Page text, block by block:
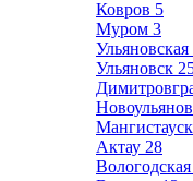
Ковров 5
Муром 3
Ульяновская
Ульяновск
Актау 28
Вологодская